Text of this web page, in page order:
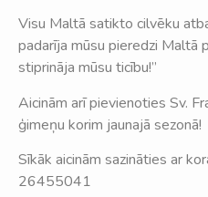
Visu Maltā satikto cilvēku
padarīja mūsu pieredzi Maltā
stiprināja mūsu ticību!”
Aicinām arī pievienoties Sv.
ģimeņu korim jaunajā sezonā!
Sīkāk aicinām sazināties ar
26455041